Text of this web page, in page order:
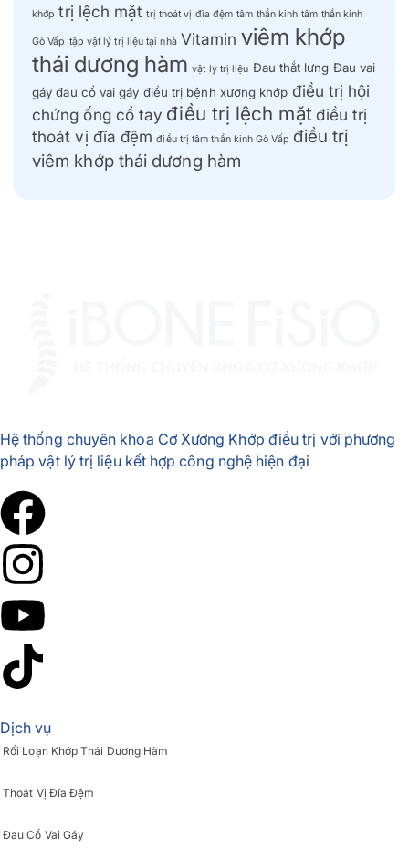
khớp trị lệch mặt trị thoát vị đĩa đệm tâm thần kinh tâm thần kinh
Gò Vấp tập vật lý trị liệu tại nhà Vitamin viêm khớp
thái dương hàm vật lý trị liệu Đau thắt lưng Đau vai
gáy đau cổ vai gáy điều trị bệnh xương khớp điều trị hội
chứng ống cổ tay điều trị lệch mặt điều trị
thoát vị đĩa đệm điều trị tâm thần kinh Gò Vấp điều trị
viêm khớp thái dương hàm
Hệ thống chuyên khoa Cơ Xương Khớp điều trị với phương
pháp vật lý trị liệu kết hợp công nghệ hiện đại
Dịch vụ
Rối Loạn Khớp Thái Dương Hàm
Thoát Vị Đĩa Đệm
Đau Cổ Vai Gáy